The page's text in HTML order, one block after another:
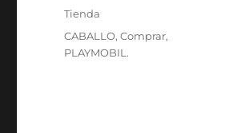
el
Categorías
Tienda
Etiquetas
CABALLO,Comprar,
PLAYMOBIL.